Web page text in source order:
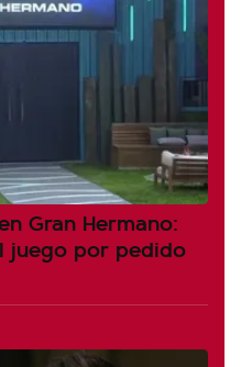
Gran Hermano:
juego por pedido